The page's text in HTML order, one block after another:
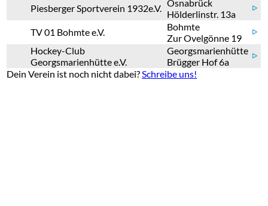
Piesberger Sportverein 1932e.V. Osnabrück
Hölderlinstr. 13a
ᐅ
TV 01 Bohmte e.V.
Bohmte
Zur Ovelgönne 19
ᐅ
Hockey-Club
Georgsmarienhütte e.V.
Georgsmarienhütte
Brügger Hof 6a
ᐅ
Dein Verein ist noch nicht dabei?Schreibe uns!